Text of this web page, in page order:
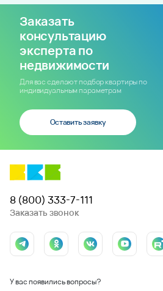
Заказать
консультацию
эксперта по
недвижимости
Для вас сделают подбор квартиры по
индивидуальным параметрам
Оставить заявку
8 (800) 333-7-111
Заказать звонок
У вас появились вопросы?